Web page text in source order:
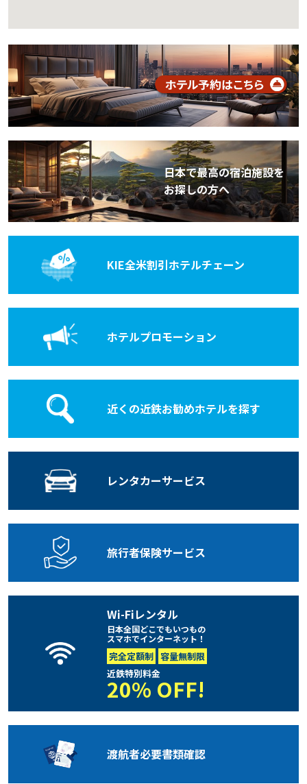
日本で最高の宿泊施設を
お探しの方へ
KIE全米割引ホテルチェーン
ホテルプロモーション
近くの近鉄お勧めホテルを探す
レンタカーサービス
旅行者保険サービス
Wi-Fiレンタル
日本全国どこでもいつもの
スマホでインターネット！
完全定額制 容量無制限
近鉄特別料金
20% OFF!
渡航者必要書類確認